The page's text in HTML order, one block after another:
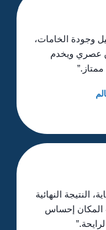
وجودة الخامات،
عصري ويخدم
النتيجة النهائية
المكان إحساس